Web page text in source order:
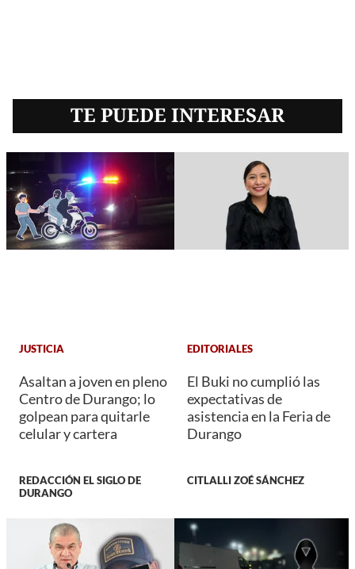
TE PUEDE INTERESAR
JUSTICIA
Asaltan a joven en pleno
Centro de Durango; lo
golpean para quitarle
celular y cartera
REDACCIÓN EL SIGLO DE
DURANGO
EDITORIALES
El Buki no cumplió las
expectativas de
asistencia en la Feria de
Durango
CITLALLI ZOÉ SÁNCHEZ